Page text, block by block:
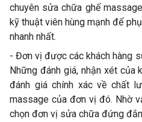
chuyên sửa chữa ghế
kỹ thuật viên hùng mạnh để
nhanh nhất.
- Đơn vị được các khách hàng
Những đánh giá, nhận xét của
đánh giá chính xác về chất
massage của đơn vị đó. Nhờ
chọn đơn vị sửa chữa đứng